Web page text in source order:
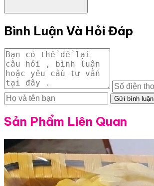
Bình Luận Và Hỏi Đáp
Gửi bình luận
Sản Phẩm Liên Quan